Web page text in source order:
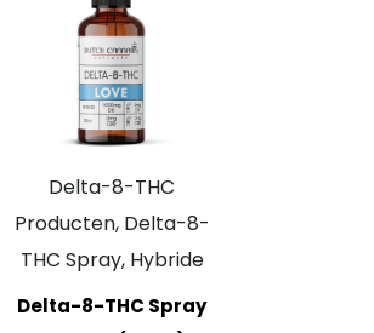
Delta-8-THC
Producten, Delta-8-
THC Spray, Hybride
Delta-8-THC Spray